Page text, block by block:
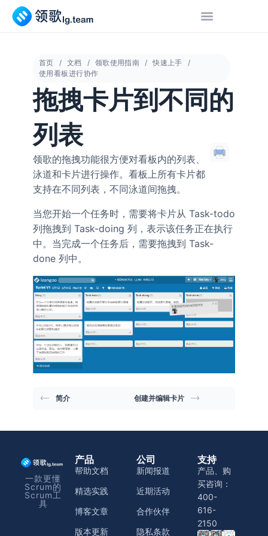
首页 文档 领歌使用指南
快速上手
使用看板进行协作
拖拽卡片到不同的
列表
领歌的拖拽功能很方便对看板内的列表、
泳道和卡片进行操作。看板上所有卡片都
支持在不同列表，不同泳道间拖拽。
当您开始一个任务时，需要将卡片从 Task-todo
列拖拽到 Task-doing 列，表示该任务正在执行
中。当完成一个任务后，需要拖拽到 Task-
done 列中。
简介 创建并编辑卡片
一款更懂
Scrum的
Scrum工
具
产品
帮助文档
精选实践
博客文章
版本更新
公司
新闻报道
近期活动
合作伙伴
隐私条款
支持
产品、购
买咨询：
400-
616-
2150